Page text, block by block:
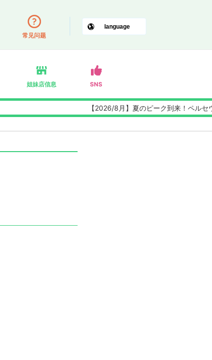
常见问题
姐妹店信息 SNS
【2026/8月】夏のピーク到来！ペルセウス座